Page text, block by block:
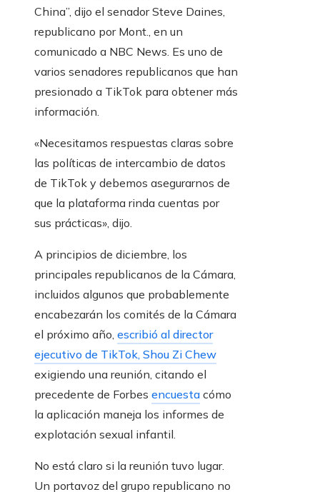
China”, dijo el senador Steve Daines,
republicano por Mont., en un
comunicado a NBC News. Es uno de
varios senadores republicanos que han
presionado a TikTok para obtener más
información.
«Necesitamos respuestas claras sobre
las políticas de intercambio de datos
de TikTok y debemos asegurarnos de
que la plataforma rinda cuentas por
sus prácticas», dijo.
A principios de diciembre, los
principales republicanos de la Cámara,
incluidos algunos que probablemente
encabezarán los comités de la Cámara
el próximo año, escribió al director
ejecutivo de TikTok, Shou Zi Chew
exigiendo una reunión, citando el
precedente de Forbes encuesta cómo
la aplicación maneja los informes de
explotación sexual infantil.
No está claro si la reunión tuvo lugar.
Un portavoz del grupo republicano no